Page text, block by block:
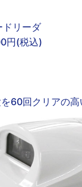
リーダ
円(税込)
60回クリアの高